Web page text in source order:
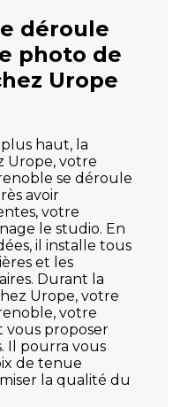
déroule
photo de
Urope
haut, la
Urope, votre
se déroule
avoir
votre
le studio. En
il installe tous
et les
Durant la
Urope, votre
votre
proposer
Il pourra vous
de tenue
la qualité du